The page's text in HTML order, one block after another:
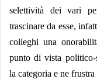
selettività dei vari
trascinare da esse,
colleghi una
punto di vista politico-
la categoria e ne